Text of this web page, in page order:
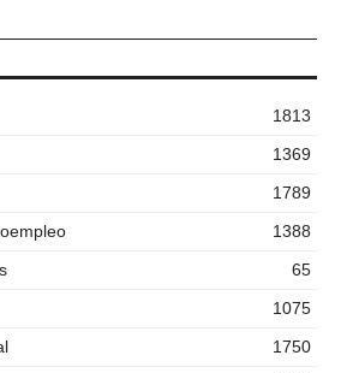
1813
1369
1789
1388
65
1075
1750